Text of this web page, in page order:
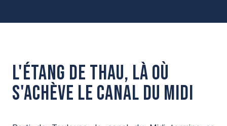
L'étang de Thau, là où
s'achève le canal du Midi